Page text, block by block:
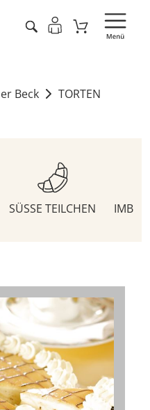
Beck
TORTEN
SÜSSE TEILCHEN